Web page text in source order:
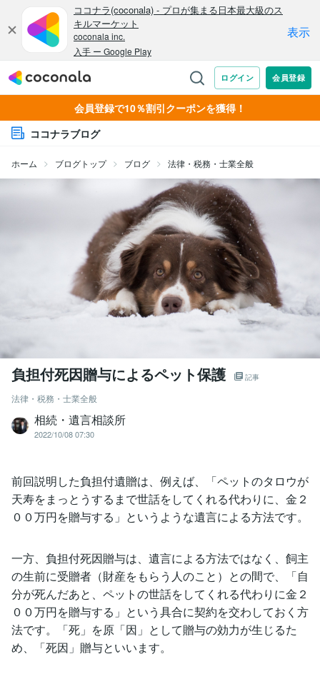
会員登録で10％割引クーポンを獲得！
ココナラブログ
ホーム ブログトップ ブログ 法律・税務・士業全般
負担付死因贈与によるペット保護 記事
法律・税務・士業全般
相続・遺言相談所
2022/10/08 07:30
前回説明した負担付遺贈は、例えば、「ペットのタロウが
天寿をまっとうするまで世話をしてくれる代わりに、金２
００万円を贈与する」というような遺言による方法です。
一方、負担付死因贈与は、遺言による方法ではなく、飼主
の生前に受贈者（財産をもらう人のこと）との間で、「自
分が死んだあと、ペットの世話をしてくれる代わりに金２
００万円を贈与する」という具合に契約を交わしておく方
法です。「死」を原「因」として贈与の効力が生じるた
め、「死因」贈与といいます。